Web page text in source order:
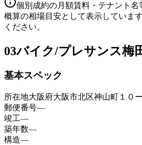
個別成約の月額賃料・テナント名
概算の相場目安として表示していま
ください。
03バイク/プレサンス梅
基本スペック
所在地大阪府大阪市北区神山町１０
郵便番号—
竣工—
築年数—
構造—